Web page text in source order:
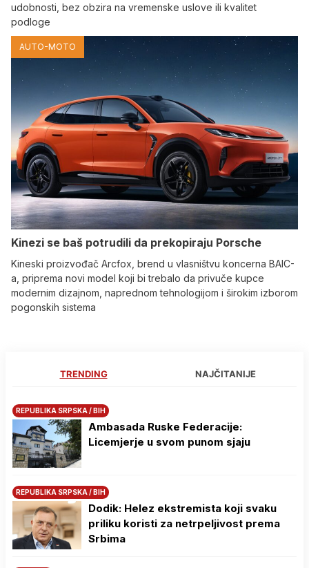
udobnosti, bez obzira na vremenske uslove ili kvalitet
podloge
AUTO-MOTO
Kinezi se baš potrudili da prekopiraju Porsche
Kineski proizvođač Arcfox, brend u vlasništvu koncerna BAIC-
a, priprema novi model koji bi trebalo da privuče kupce
modernim dizajnom, naprednom tehnologijom i širokim izborom
pogonskih sistema
TRENDING NAJČITANIJE
REPUBLIKA SRPSKA / BIH
Ambasada Ruske Federacije:
Licemjerje u svom punom sjaju
REPUBLIKA SRPSKA / BIH
Dodik: Helez ekstremista koji svaku
priliku koristi za netrpeljivost prema
Srbima